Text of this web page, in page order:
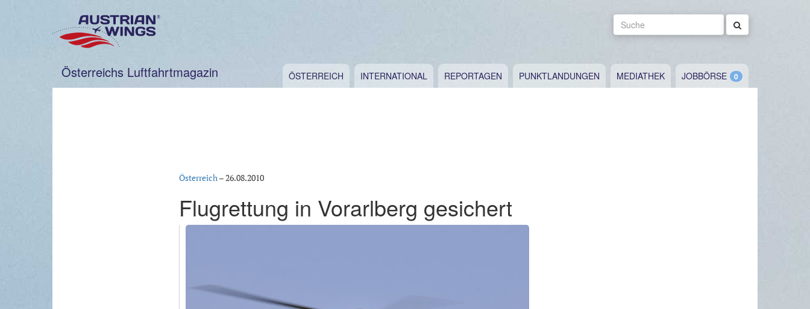
Suche
Österreichs Luftfahrtmagazin ÖSTERREICH INTERNATIONAL REPORTAGEN PUNKTLANDUNGEN MEDIATHEK JOBBÖRSE
Österreich–26.08.2010
Flugrettung in Vorarlberg gesichert